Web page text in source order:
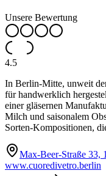
Unsere Bewertung
4.5
In Berlin-Mitte, unweit
für handwerklich
einer gläsernen
Milch und saisonalem
Sorten-Kompositionen,
Max-Beer-Straße 33,
www.cuoredivetro.berlin